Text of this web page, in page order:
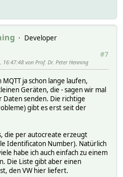
Developer
#7
16:47:48 von Prof. Dr. Peter Henning
ja schon lange laufen,
Geräten, die - sagen wir mal
Daten senden. Die richtige
gibt es erst seit der
die per autocreate erzeugt
Identificaton Number). Natürlich
habe ich auch einfach zu einem
Die Liste gibt aber einen
den VW hier liefert.